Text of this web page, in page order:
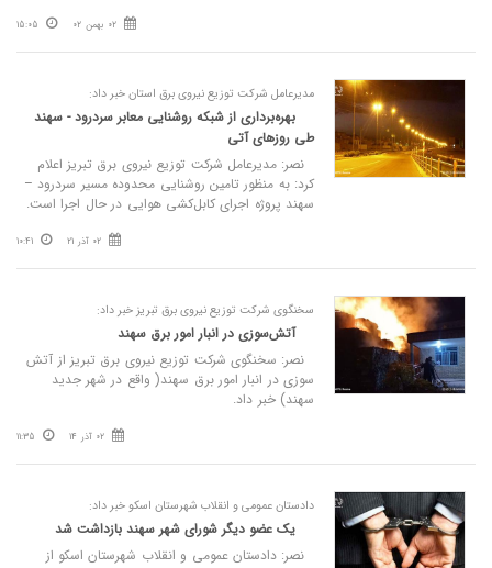
02 بهمن 02 15:05
مدیرعامل شرکت توزیع نیروی برق استان خبر داد:
بهره‌برداری از شبکه روشنایی معابر سردرود - سهند
طی روزهای آتی
نصر: مدیرعامل شرکت توزیع نیروی برق تبریز اعلام
کرد: به منظور تامین روشنایی محدوده مسیر سردرود –
سهند پروژه اجرای کابل‌کشی هوایی در حال اجرا است.
02 آذر 21 10:41
سخنگوی شرکت توزیع نیروی برق تبریز خبر داد:
آتش‌سوزی در انبار امور برق سهند
نصر: سخنگوی شرکت توزیع نیروی برق تبریز از آتش
سوزی در انبار امور برق سهند( واقع در شهر جدید
سهند) خبر داد.
02 آذر 14 11:35
دادستان عمومی و انقلاب شهرستان اسکو خبر داد:
یک عضو دیگر شورای شهر سهند بازداشت شد
نصر: دادستان عمومی و انقلاب شهرستان اسکو از